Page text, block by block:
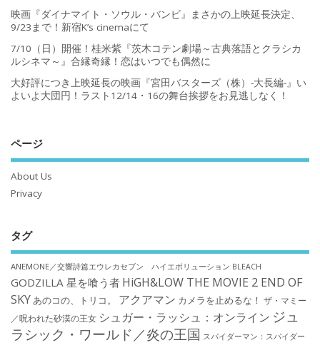
映画『ダイナマイト・ソウル・バンビ』まさかの上映延長決定、
9/23まで！新宿K’s cinemaにて
7/10（日）開催！桂米紫『茨木コテン劇場～古典落語とクラシカ
ルシネマ～』合縁奇縁！恋はいつでも偶然に
大好評につき上映延長の映画『宮田バスターズ（株）-大長編-』い
よいよ大団円！ラスト12/14・16の舞台挨拶をお見逃しなく！
ページ
About Us
Privacy
タグ
ANEMONE／交響詩篇エウレカセブン ハイエボリューション BLEACH
GODZILLA 星を喰う者 HiGH&LOW THE MOVIE 2 END OF
SKYあのコの、トリコ。 アクアマン カメラを止めるな！ ザ・マミー
／呪われた砂漠の王女 シュガー・ラッシュ：オンライン ジュ
ラシック・ワールド／炎の王国 スパイダーマン：スパイダー